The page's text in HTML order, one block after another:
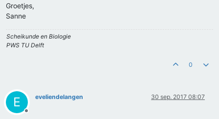
Groetjes,
Sanne
Scheikunde en Biologie
PWS TU Delft
0
E
Offline
eveliendelangen 30 sep. 2017 08:07